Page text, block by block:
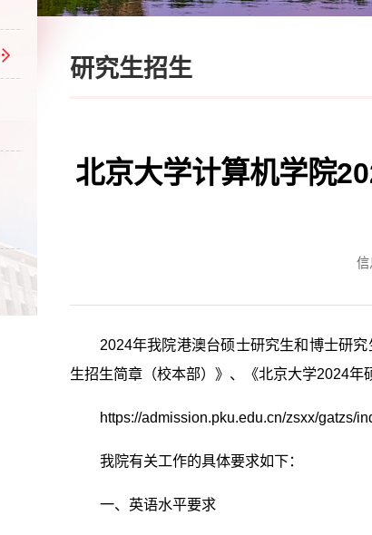
研究生招生
北京大学计算机学院
信
2024年我院港澳台硕士研究生和博士研
生招生简章（校本部）》、《北京大学2024年
https://admission.pku.edu.cn/zsxx/gatzs/
我院有关工作的具体要求如下：
一、英语水平要求